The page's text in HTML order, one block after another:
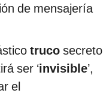
de mensajería
truco secreto
ser ‘invisible’,
el